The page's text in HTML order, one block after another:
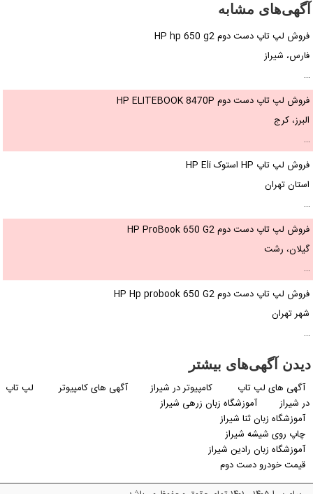
آگهی‌های مشابه
فروش لپ تاپ دست دوم HP hp 650 g2
فارس، شیراز
…
فروش لپ تاپ دست دوم HP ELITEBOOK 8470P
البرز، کرج
…
فروش لپ تاپ HP استوک HP Eli
استان تهران
…
فروش لپ تاپ دست دوم HP ProBook 650 G2
گیلان، رشت
…
فروش لپ تاپ دست دوم HP Hp probook 650 G2
شهر تهران
…
دیدن آگهی‌های بیشتر
آگهی های لپ تاپ
کامپیوتر در شیراز آگهی های کامپیوتر
لپ تاپ
در شیراز
آموزشگاه زبان زرهی شیراز
آموزشگاه زبان ثنا شیراز
چاپ روی شیشه شیراز
آموزشگاه زبان رادین شیراز
قیمت خودرو دست دوم